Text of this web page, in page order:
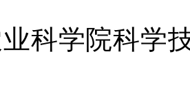
科学院科学